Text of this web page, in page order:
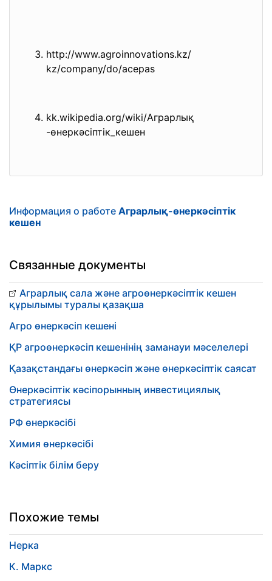
http://www.agroinnovations.kz/
kz/company/do/acepas
kk.wikipedia.org/wiki/Аграрлық
-өнеркәсіптік_кешен
Информация о работе Аграрлық-өнеркәсіптік
кешен
Связанные документы
Аграрлық сала және агроөнеркәсіптік кешен
құрылымы туралы қазақша
Агро өнеркәсіп кешені
ҚР агроөнеркәсіп кешенінің заманауи мәселелері
Қазақстандағы өнеркәсіп және өнеркәсіптік саясат
Өнеркәсіптік кәсіпорынның инвестициялық
стратегиясы
РФ өнеркәсібі
Химия өнеркәсібі
Кәсіптік білім беру
Похожие темы
Нерка
К. Маркс